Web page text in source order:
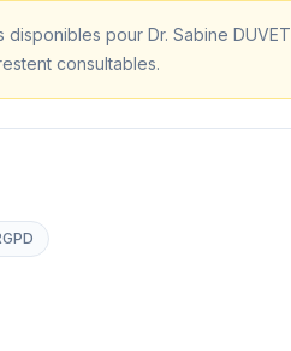
disponibles pour Dr. Sabine DUVET
consultables.